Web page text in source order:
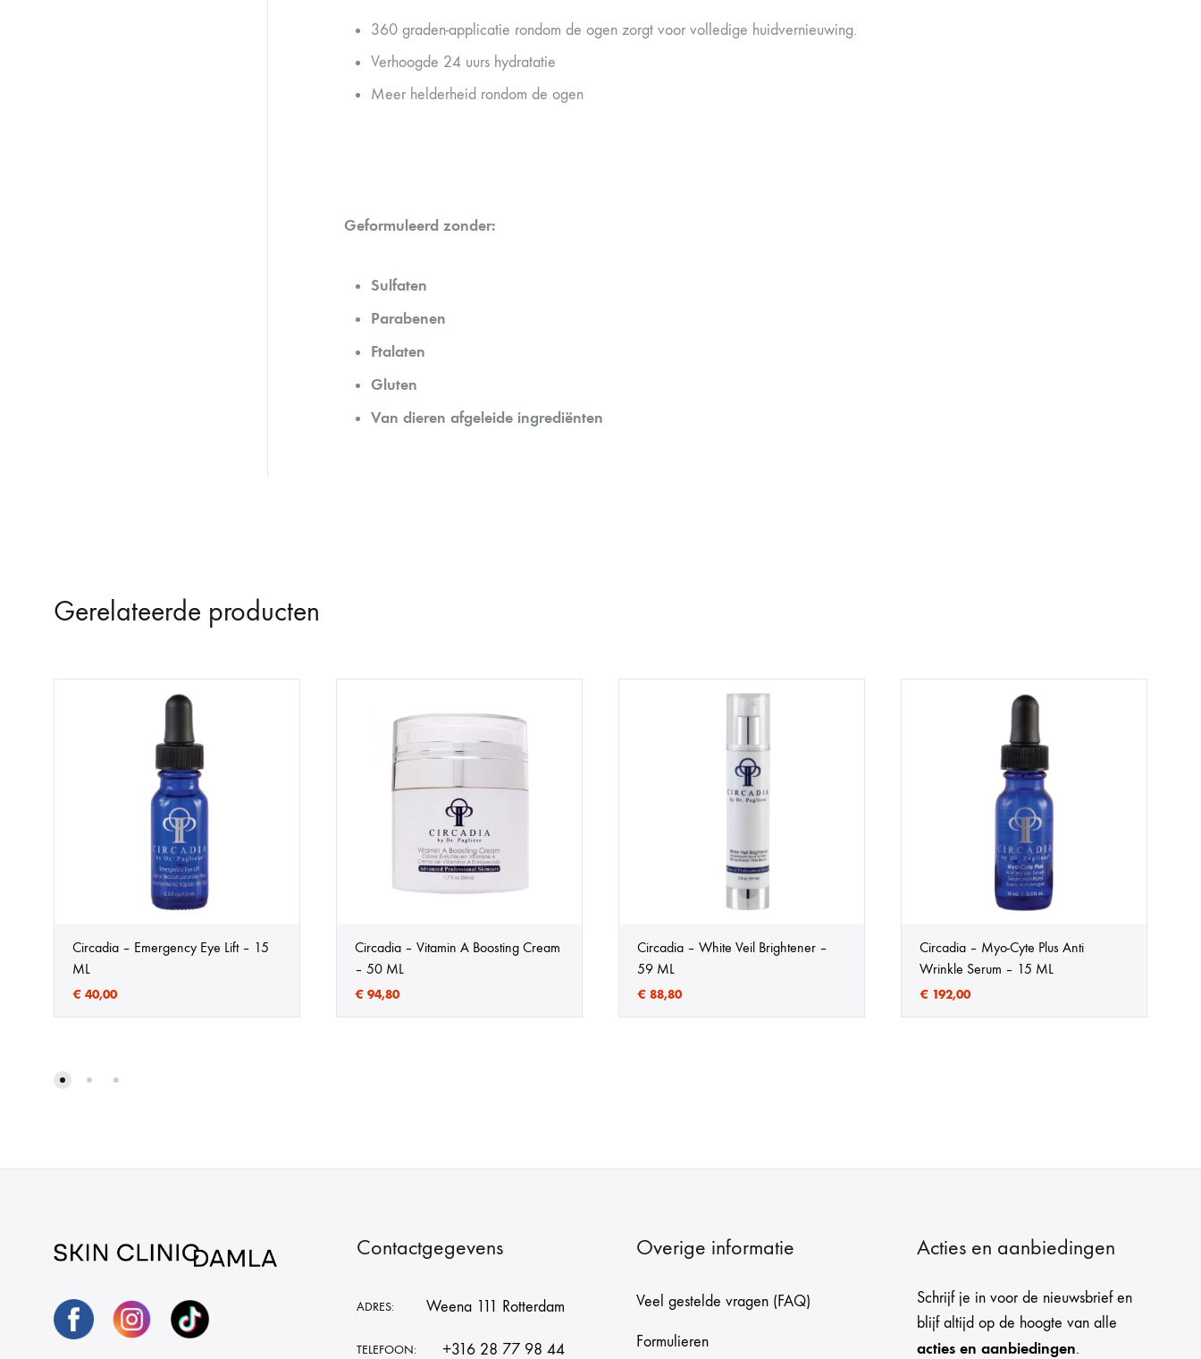
360 graden-applicatie rondom de ogen zorgt voor volledige huidvernieuwing.
Verhoogde 24 uurs hydratatie
Meer helderheid rondom de ogen
Geformuleerd zonder:
Sulfaten
Parabenen
Ftalaten
Gluten
Van dieren afgeleide ingrediënten
Gerelateerde producten
Circadia – Emergency Eye Lift – 15
ML
€ 40,00
Circadia – Vitamin A Boosting Cream
– 50 ML
€ 94,80
Circadia – White Veil Brightener –
59 ML
€ 88,80
Circadia – Myo-Cyte Plus Anti
Wrinkle Serum – 15 ML
€ 192,00
Contactgegevens
ADRES: Weena 111 Rotterdam
TELEFOON: +316 28 77 98 44
Overige informatie
Veel gestelde vragen (FAQ)
Formulieren
Acties en aanbiedingen
Schrijf je in voor de nieuwsbrief en
blijf altijd op de hoogte van alle
acties en aanbiedingen.